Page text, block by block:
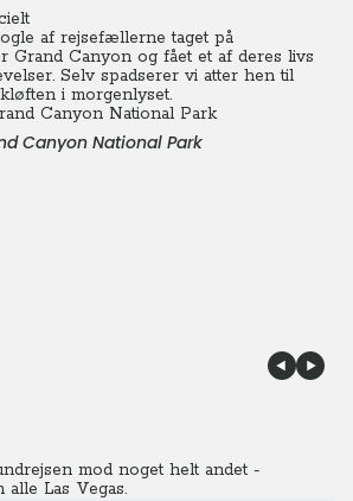
af rejsefællerne taget på
Grand Canyon og fået et af deres livs
Selv spadserer vi atter hen til
i morgenlyset.
Canyon National Park
mod noget helt andet -
Las Vegas.